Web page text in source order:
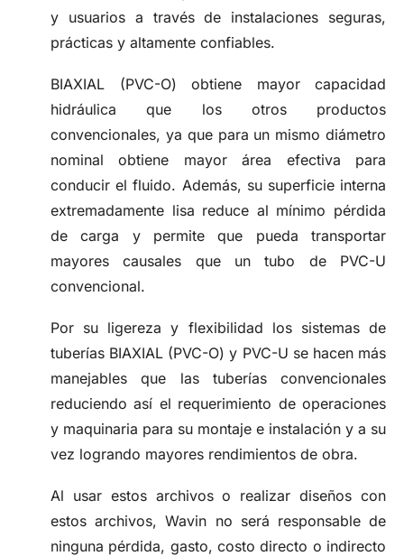
y usuarios a través de instalaciones seguras,
prácticas y altamente confiables.
BIAXIAL (PVC-O) obtiene mayor capacidad
hidráulica que los otros productos
convencionales, ya que para un mismo diámetro
nominal obtiene mayor área efectiva para
conducir el fluido. Además, su superficie interna
extremadamente lisa reduce al mínimo pérdida
de carga y permite que pueda transportar
mayores causales que un tubo de PVC-U
convencional.
Por su ligereza y flexibilidad los sistemas de
tuberías BIAXIAL (PVC-O) y PVC-U se hacen más
manejables que las tuberías convencionales
reduciendo así el requerimiento de operaciones
y maquinaria para su montaje e instalación y a su
vez logrando mayores rendimientos de obra.
Al usar estos archivos o realizar diseños con
estos archivos, Wavin no será responsable de
ninguna pérdida, gasto, costo directo o indirecto